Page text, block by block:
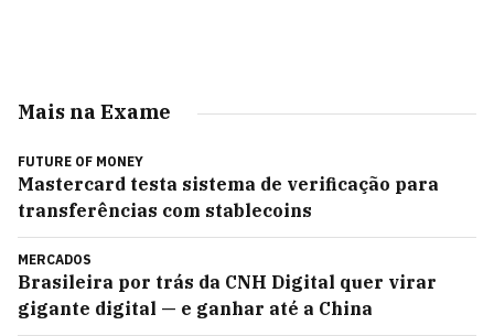
Mais na Exame
FUTURE OF MONEY
Mastercard testa sistema de verificação para
transferências com stablecoins
MERCADOS
Brasileira por trás da CNH Digital quer virar
gigante digital — e ganhar até a China